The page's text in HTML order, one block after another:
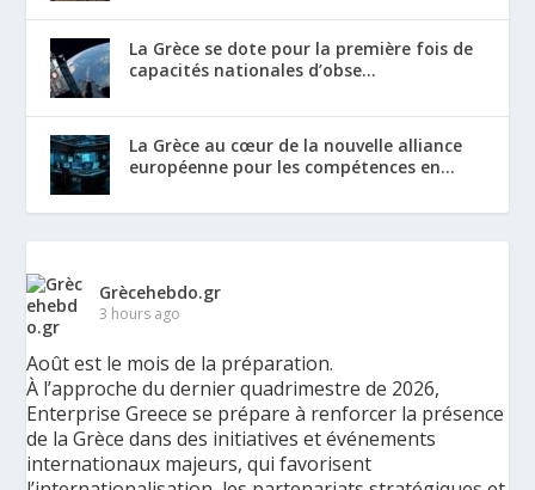
La Grèce se dote pour la première fois de
capacités nationales d’obse...
La Grèce au cœur de la nouvelle alliance
européenne pour les compétences en...
Grècehebdo.gr
3 hours ago
Août est le mois de la préparation.
À l’approche du dernier quadrimestre de 2026,
Enterprise Greece se prépare à renforcer la présence
de la Grèce dans des initiatives et événements
internationaux majeurs, qui favorisent